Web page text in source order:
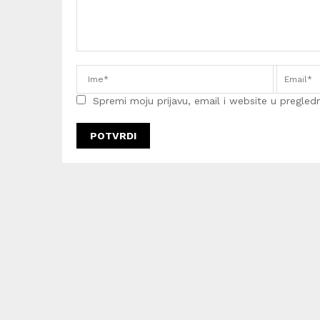
Spremi moju prijavu, email i website u